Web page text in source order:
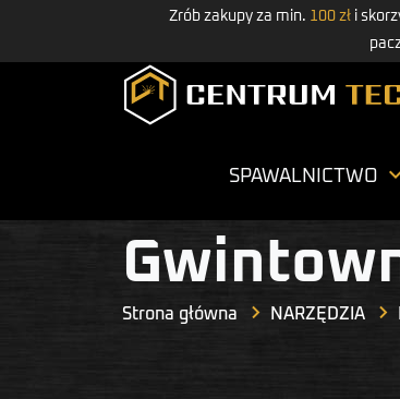
Zrób zakupy za min. 100 złi
SPAWALNICTWO
Strona główna NARZĘDZIA